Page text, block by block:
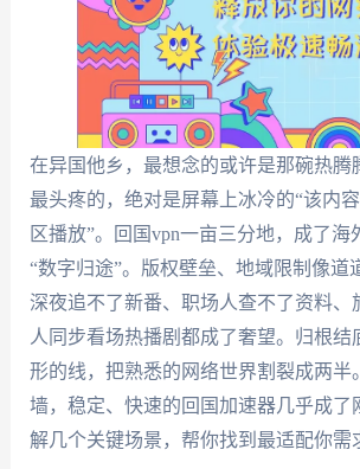
在异国他乡，最想念的或许是那碗热腾
最头疼的，绝对是屏幕上冰冷的“该内
区播放”。回国vpn一亩三分地，成了海
“数字归途”。版权壁垒、地域限制像道
深夜追不了新番、职场人查不了资料、
人同步看场热播剧都成了奢望。归根结
形的线，把熟悉的网络世界割裂成两半
墙，稳定、快速的回国加速器几乎成了
解几个关键场景，帮你找到最适配你需